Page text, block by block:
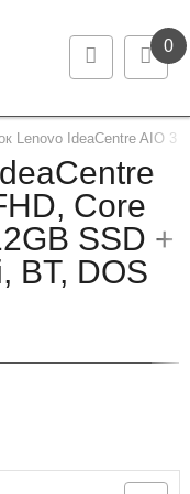
0
Lenovo IdeaCentre AIO 3
Core
SSD +
BT, DOS